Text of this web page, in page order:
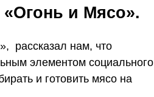
«Огонь и Мясо».
рассказал нам, что
элементом социального
и готовить мясо на